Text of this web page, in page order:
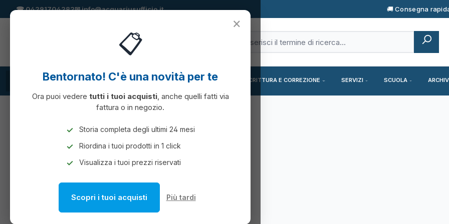
Passa alla navigazione principale
☎04291704282✉info@acquariusufficio.it 🚚 Consegna
TUTTE LE CATEGORIE Cartucce compatibili CONSUMABILI SCRITTURA E CORREZIONE SERVIZI SCUOLA
SMALTIMENTO 00TONER
00TONER
×
📋
Bentornato! C'è una novità per te
Ora puoi vedere tutti i tuoi acquisti, anche quelli fatti via
fattura o in negozio.
Storia completa degli ultimi 24 mesi
Riordina i tuoi prodotti in 1 click
Visualizza i tuoi prezzi riservati
Scopri i tuoi acquisti Più tardi